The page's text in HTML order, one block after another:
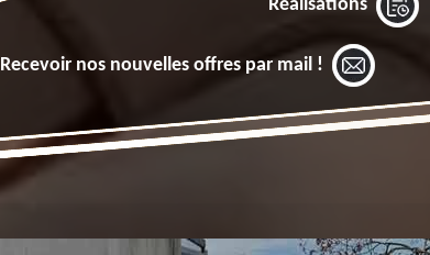
Réalisations
Recevoir nos nouvelles offres par mail !